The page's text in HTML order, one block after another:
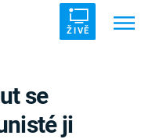
ŽIVĚ
se
ji